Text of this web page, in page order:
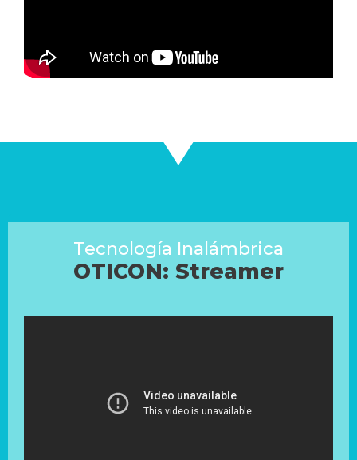
Tecnología Inalámbrica
OTICON: Streamer